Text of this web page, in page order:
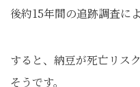
後約15年間の追跡調査に
すると、納豆が死亡リス
そうです。